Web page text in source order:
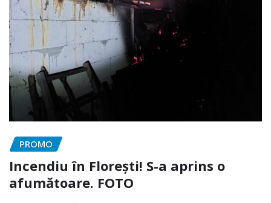
PROMO
Incendiu în Florești! S-a aprins o
afumătoare. FOTO